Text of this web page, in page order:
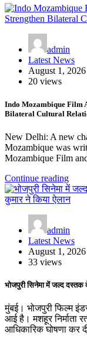
admin
Latest News
August 1, 2026
20 views
Indo Mozambique Film
Bilateral Cultural
New Delhi: A new
Mozambique was
Mozambique Film
Continue reading
admin
Latest News
August 1, 2026
33 views
भोजपुरी सिनेमा में जल्द दस्तक
मुंबई। भोजपुरी फिल्म
आई है। मशहूर निर्माता
आधिकारिक घोषणा कर